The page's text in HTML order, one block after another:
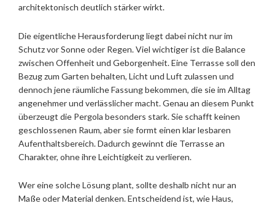
architektonisch deutlich stärker wirkt.
Die eigentliche Herausforderung liegt dabei nicht nur im
Schutz vor Sonne oder Regen. Viel wichtiger ist die Balance
zwischen Offenheit und Geborgenheit. Eine Terrasse soll den
Bezug zum Garten behalten, Licht und Luft zulassen und
dennoch jene räumliche Fassung bekommen, die sie im Alltag
angenehmer und verlässlicher macht. Genau an diesem Punkt
überzeugt die Pergola besonders stark. Sie schafft keinen
geschlossenen Raum, aber sie formt einen klar lesbaren
Aufenthaltsbereich. Dadurch gewinnt die Terrasse an
Charakter, ohne ihre Leichtigkeit zu verlieren.
Wer eine solche Lösung plant, sollte deshalb nicht nur an
Maße oder Material denken. Entscheidend ist, wie Haus,